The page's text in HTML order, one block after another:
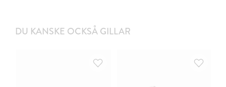
DU KANSKE OCKSÅ GILLAR